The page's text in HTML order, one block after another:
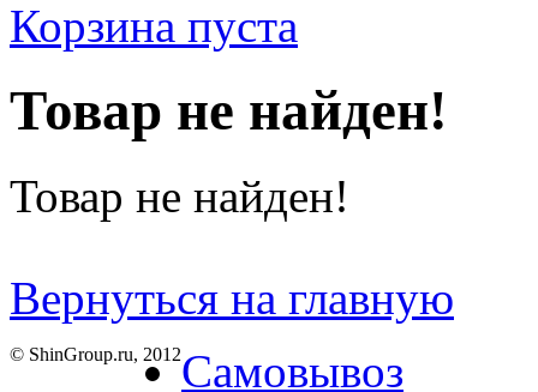
Корзина пуста
Товар не найден!
Товар не найден!
Вернуться на главную
© ShinGroup.ru, 2012Самовывоз